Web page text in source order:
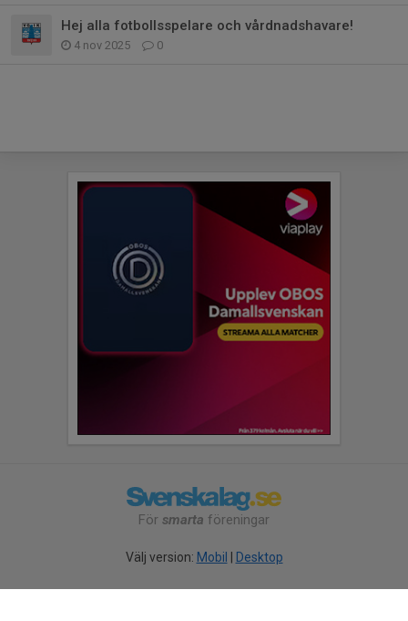
Hej alla fotbollsspelare och vårdnadshavare!
4 nov 2025 0
För smarta föreningar
Välj version: Mobil Desktop